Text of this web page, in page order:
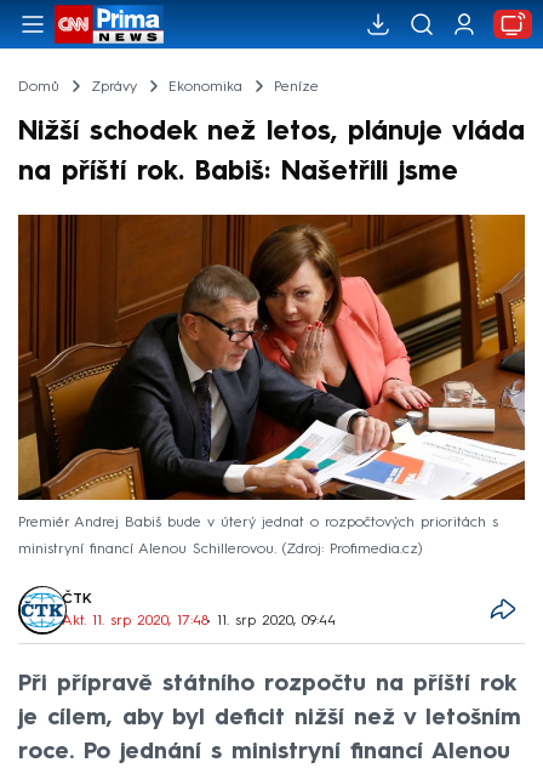
Domů Zprávy Ekonomika Peníze
Nižší schodek než letos, plánuje vláda
na příští rok. Babiš: Našetřili jsme
Premiér Andrej Babiš bude v úterý jednat o rozpočtových prioritách s
ministryní financí Alenou Schillerovou.
Zdroj: Profimedia.cz
ČTK
Akt. 11. srp 2020, 17:48• 11. srp 2020, 09:44
Při přípravě státního rozpočtu na příští rok
je cílem, aby byl deficit nižší než v letošním
roce. Po jednání s ministryní financí Alenou